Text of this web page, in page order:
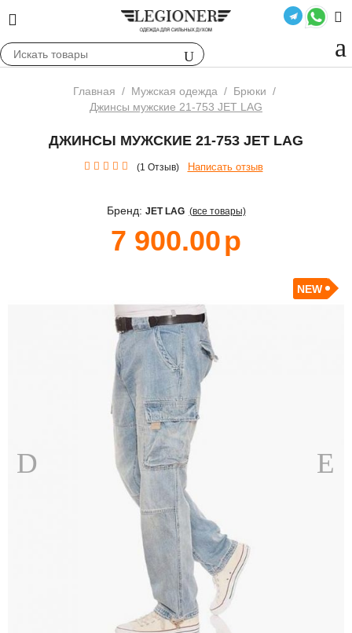
Главная / Мужская одежда / Брюки /
Джинсы мужские 21-753 JET LAG
ДЖИНСЫ МУЖСКИЕ 21-753 JET LAG
(1 Отзыв) Написать отзыв
Бренд: JET LAG (все товары)
7 900.00р
NEW